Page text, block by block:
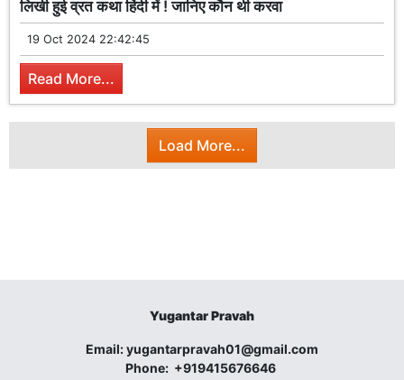
लिखी हुई व्रत कथा हिंदी में ! जानिए कौन थी करवा
19 Oct 2024 22:42:45
Read More...
Load More...
Yugantar Pravah
Email:yugantarpravah01@gmail.com
Phone: +919415676646